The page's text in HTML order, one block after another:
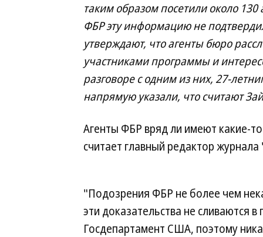
таким образом посетили около
ФБР эту информацию не
утверждают, что агенты бюро
участниками программы и
разговоре с одним из них, 27-
напрямую указали, что считают
Агенты ФБР вряд ли имеют какие-
считает главный редактор
"Подозрения ФБР не более чем
эти доказательства не сливаются
Госдепартамент США, поэтому